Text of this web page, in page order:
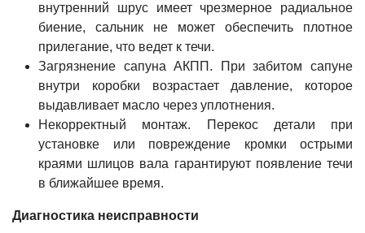
внутренний шрус имеет чрезмерное радиальное
биение, сальник не может обеспечить плотное
прилегание, что ведет к течи.
Загрязнение сапуна АКПП. При забитом сапуне
внутри коробки возрастает давление, которое
выдавливает масло через уплотнения.
Некорректный монтаж. Перекос детали при
установке или повреждение кромки острыми
краями шлицов вала гарантируют появление течи
в ближайшее время.
Диагностика неисправности